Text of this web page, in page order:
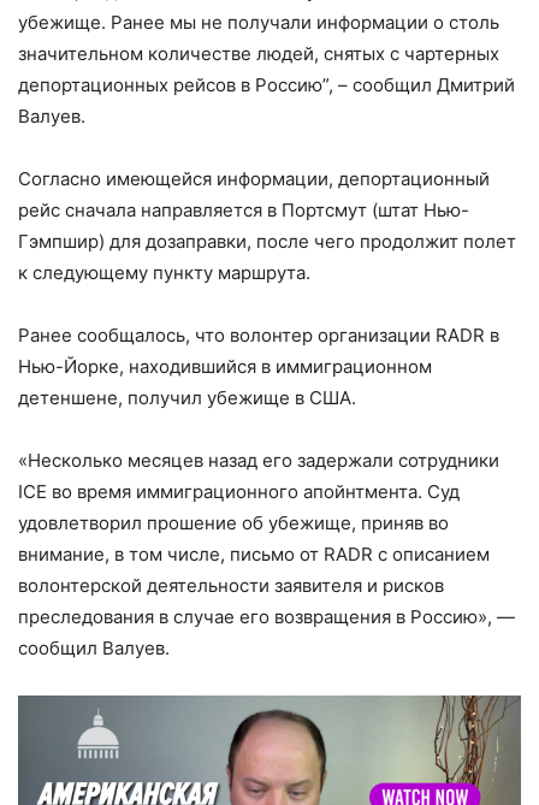
убежище. Ранее мы не получали информации о столь
значительном количестве людей, снятых с чартерных
депортационных рейсов в Россию”, – сообщил Дмитрий
Валуев.
Согласно имеющейся информации, депортационный
рейс сначала направляется в Портсмут (штат Нью-
Гэмпшир) для дозаправки, после чего продолжит полет
к следующему пункту маршрута.
Ранее сообщалось, что волонтер организации RADR в
Нью-Йорке, находившийся в иммиграционном
детеншене, получил убежище в США.
«Несколько месяцев назад его задержали сотрудники
ICE во время иммиграционного апойнтмента. Суд
удовлетворил прошение об убежище, приняв во
внимание, в том числе, письмо от RADR с описанием
волонтерской деятельности заявителя и рисков
преследования в случае его возвращения в Россию», —
сообщил Валуев.